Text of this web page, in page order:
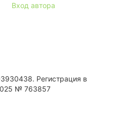
Вход автора
Региcтрация в
№ 763857